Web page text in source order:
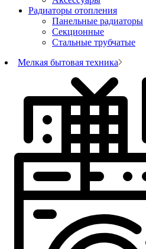
Радиаторы отопления
Панельные радиаторы
Секционные
Стальные трубчатые
Мелкая бытовая техника